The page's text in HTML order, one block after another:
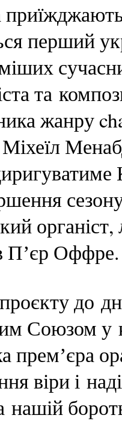
перший
та
жанру
Пʼєр Оффре.
до
Союзом у
премʼєра
віри і
нашій